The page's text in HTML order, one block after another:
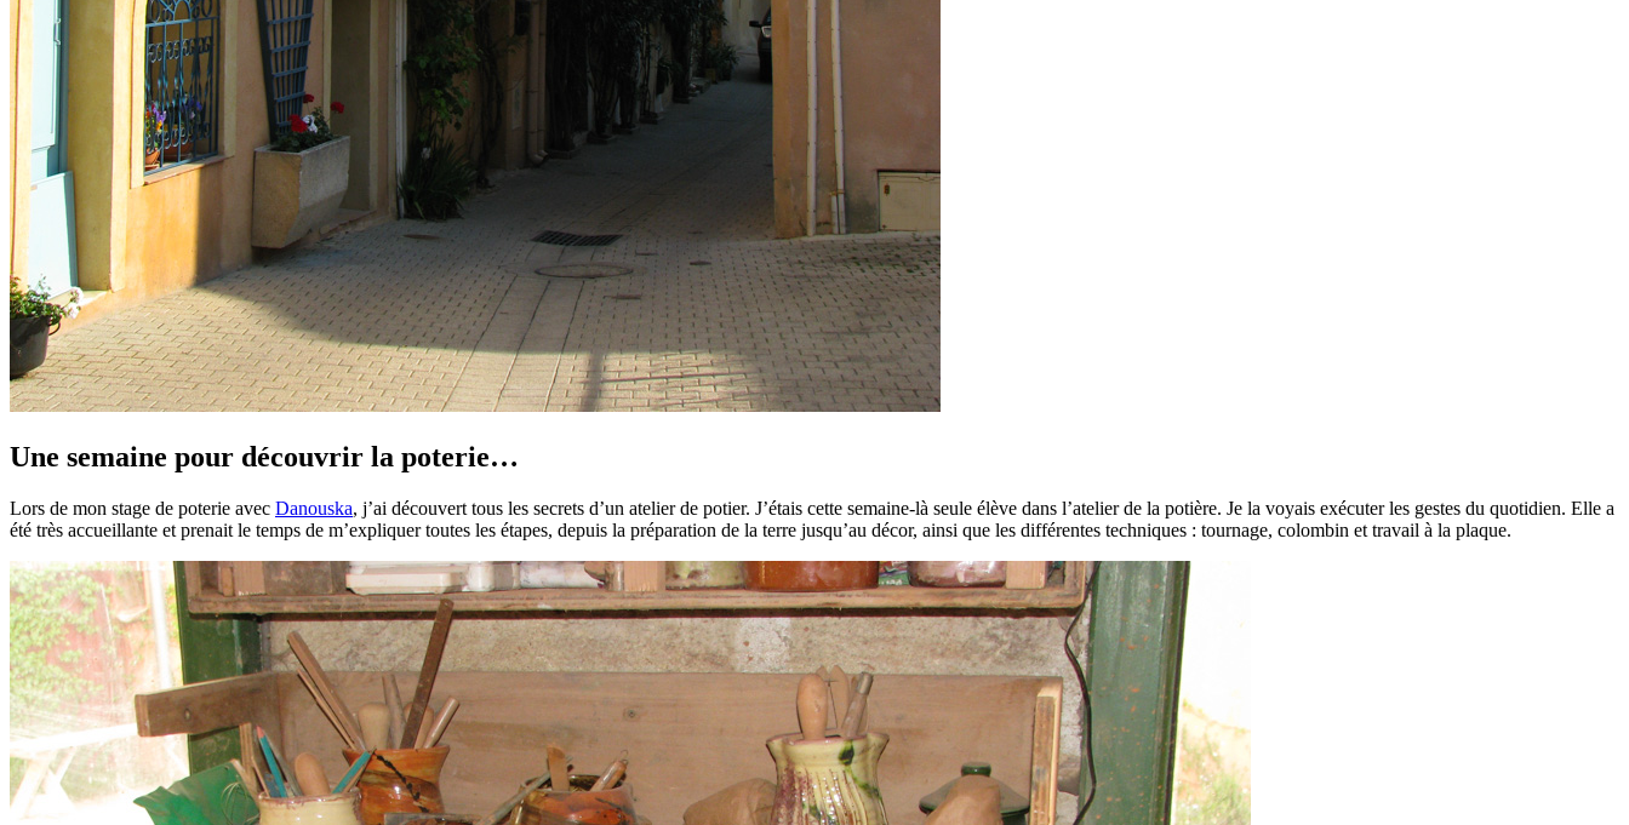
Une semaine pour découvrir la poterie…
Lors de mon stage de poterie avec Danouska, j’ai découvert tous les secrets d’un atelier de potier. J’étais cette semaine-là seule élève dans l’atelier de la potière. Je la voyais exécuter les gestes du quotidien. Elle a
été très accueillante et prenait le temps de m’expliquer toutes les étapes, depuis la préparation de la terre jusqu’au décor, ainsi que les différentes techniques : tournage, colombin et travail à la plaque.